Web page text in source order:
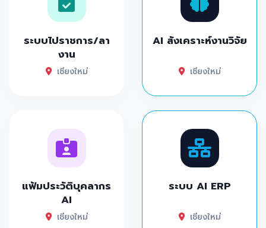
ระบบไปราชการ/ลา
งาน
เชียงใหม่
AI สังเคราะห์งานวิจัย
เชียงใหม่
แฟ้มประวัติบุคลากร
AI
เชียงใหม่
ระบบ AI ERP
เชียงใหม่